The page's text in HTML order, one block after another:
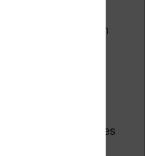
les bons
si une promotion
le cas, vous
gratuitement à la
averti des
Kindle (et les